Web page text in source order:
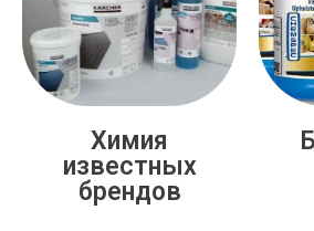
Химия
известных
брендов